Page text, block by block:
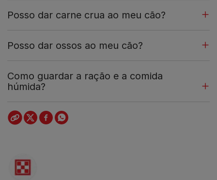
Posso dar carne crua ao meu cão?
Posso dar ossos ao meu cão?
Como guardar a ração e a comida
húmida?